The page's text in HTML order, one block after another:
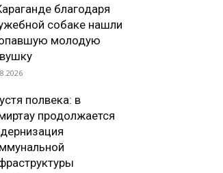
благодаря
собаке нашли
молодую
полвека: в
продолжается